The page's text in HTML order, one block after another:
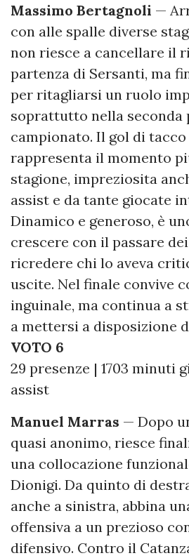
Massimo Bertagnoli —
con alle spalle diverse
non riesce a cancellare il
partenza di Sersanti, ma
per ritagliarsi un ruolo
soprattutto nella seconda
campionato. Il gol di
rappresenta il momento
stagione, impreziosita
assist e da tante giocate
Dinamico e generoso, è
crescere con il passare
ricredere chi lo aveva
uscite. Nel finale convive
inguinale, ma continua a
a mettersi a disposizione
VOTO 6
29 presenze | 1703 minuti
assist
Manuel Marras — Dopo
quasi anonimo, riesce
una collocazione
Dionigi. Da quinto di
anche a sinistra, abbina
offensiva a un prezioso
difensivo. Contro il